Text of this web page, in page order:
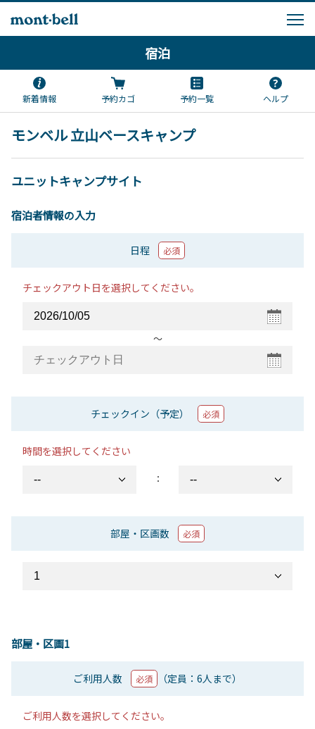
宿泊
新着情報 予約カゴ 予約一覧 ヘルプ
モンベル 立山ベースキャンプ
ユニットキャンプサイト
宿泊者情報の入力
日程 必須
チェックアウト日を選択してください。
〜
チェックイン（予定） 必須
時間を選択してください
：
部屋・区画数 必須
部屋・区画1
ご利用人数 必須 （定員：6人まで）
ご利用人数を選択してください。